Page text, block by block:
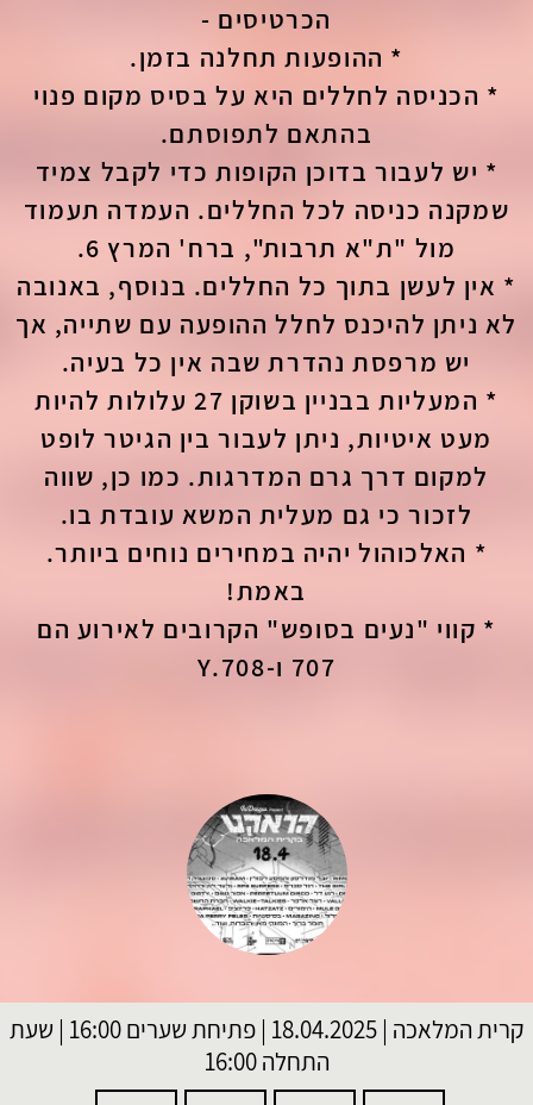
הכרטיסים -
* ההופעות תחלנה בזמן.
* הכניסה לחללים היא על בסיס מקום פנוי
בהתאם לתפוסתם.
* יש לעבור בדוכן הקופות כדי לקבל צמיד
שמקנה כניסה לכל החללים. העמדה תעמוד
מול "ת"א תרבות", ברח' המרץ 6.
* אין לעשן בתוך כל החללים. בנוסף, באנובה
לא ניתן להיכנס לחלל ההופעה עם שתייה, אך
יש מרפסת נהדרת שבה אין כל בעיה.
* המעליות בבניין בשוקן 27 עלולות להיות
מעט איטיות, ניתן לעבור בין הגיטר לופט
למקום דרך גרם המדרגות. כמו כן, שווה
לזכור כי גם מעלית המשא עובדת בו.
* האלכוהול יהיה במחירים נוחים ביותר.
באמת!
* קווי "נעים בסופש" הקרובים לאירוע הם
707 ו-708.Y
קרית המלאכה |
18.04.2025 | פתיחת שערים 16:00 | שעת
התחלה 16:00